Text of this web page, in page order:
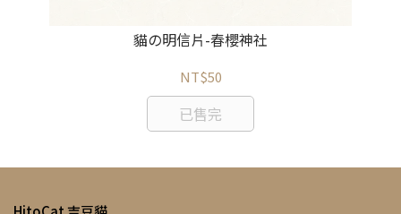
貓の明信片-春櫻神社
NT$50
已售完